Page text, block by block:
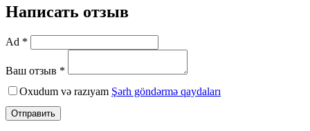
Написать отзыв
Ad *
Ваш отзыв *
Oxudum və razıyam Şərh göndərmə qaydaları
Отправить